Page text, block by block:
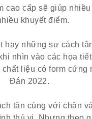
cấp sẽ giúp
khuyết điểm.
những sự cách
nhìn vào các họa
liệu có form
Đán 2022.
tân cùng với chân